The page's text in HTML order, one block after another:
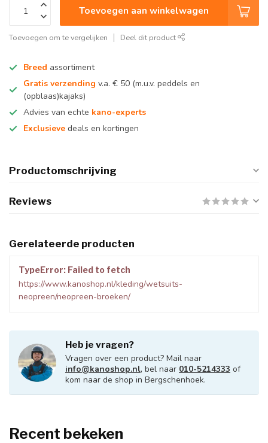
Toevoegen aan winkelwagen
Toevoegen om te vergelijken Deel dit product
Breed assortiment
Gratis verzending v.a. € 50 (m.u.v. peddels en
(opblaas)kajaks)
Advies van echte kano-experts
Exclusieve deals en kortingen
Productomschrijving
Reviews
Gerelateerde producten
TypeError: Failed to fetch
https://www.kanoshop.nl/kleding/wetsuits-
neopreen/neopreen-broeken/
Heb je vragen?
Vragen over een product? Mail naar
info@kanoshop.nl, bel naar 010-5214333 of
kom naar de shop in Bergschenhoek.
Recent bekeken